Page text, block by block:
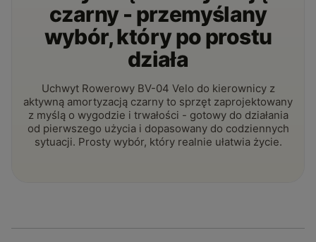
czarny - przemyślany
wybór, który po prostu
działa
Uchwyt Rowerowy BV-04 Velo do kierownicy z
aktywną amortyzacją czarny to sprzęt zaprojektowany
z myślą o wygodzie i trwałości - gotowy do działania
od pierwszego użycia i dopasowany do codziennych
sytuacji. Prosty wybór, który realnie ułatwia życie.